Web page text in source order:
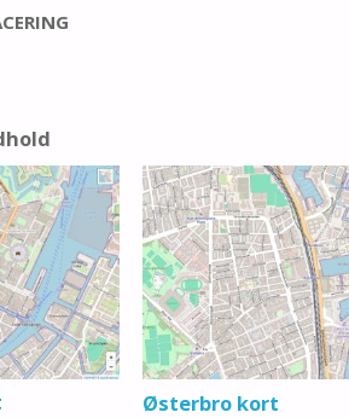
Østerbro kort